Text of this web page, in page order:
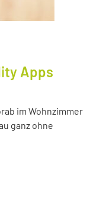
Apps
im Wohnzimmer
ganz ohne